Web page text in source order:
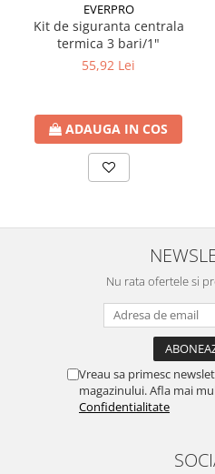
Chiuvete bucatarie din compozit
Chiuveta bucatarie inox
Chiuveta bucatarie granit
Tuburi Flexibile Hota
Accesorii bucatarie
Accesorii chiuvete bucatarie
FILTRARE PENTRU APA SI PIESE
Cartuse ( Rezerve filtre apa)
Statie Osmoza Inversa
SISTEME DE ALIMENTARE CU
EVERPRO
Kit de siguranta centrala
termica 3 bari/1"
55,92 Lei
ADAUGA IN COS
Nu rata ofertele si
Vreau sa primesc
magazinului. Afla mai
Confidentialitate